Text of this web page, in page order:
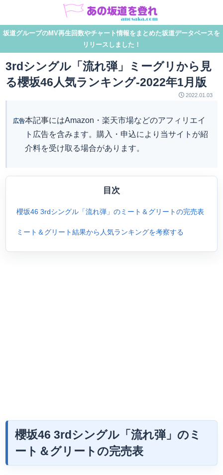
坂道グループのMV再生回数やチャート情報をまとめた坂道データベースを
リリースしました！
3rdシングル「流れ弾」ミーグリから見
る櫻坂46人気ランキング-2022年1月版
2022.01.03
広告本記事にはAmazon・楽天市場などのアフィリエイ
ト広告を含みます。購入・申込により当サイトが紹
介料を受け取る場合があります。
目次
櫻坂46 3rdシングル「流れ弾」のミート＆グリートの完売表
ミート＆グリート結果から人気ランキングを考察する
櫻坂46 3rdシングル「流れ弾」のミ
ート＆グリートの完売表